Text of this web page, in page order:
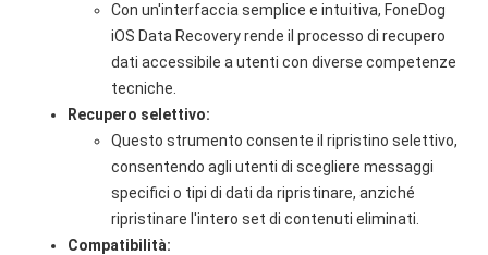
Con un'interfaccia semplice e intuitiva, FoneDog
iOS Data Recovery rende il processo di recupero
dati accessibile a utenti con diverse competenze
tecniche.
Recupero selettivo:
Questo strumento consente il ripristino selettivo,
consentendo agli utenti di scegliere messaggi
specifici o tipi di dati da ripristinare, anziché
ripristinare l'intero set di contenuti eliminati.
Compatibilità: